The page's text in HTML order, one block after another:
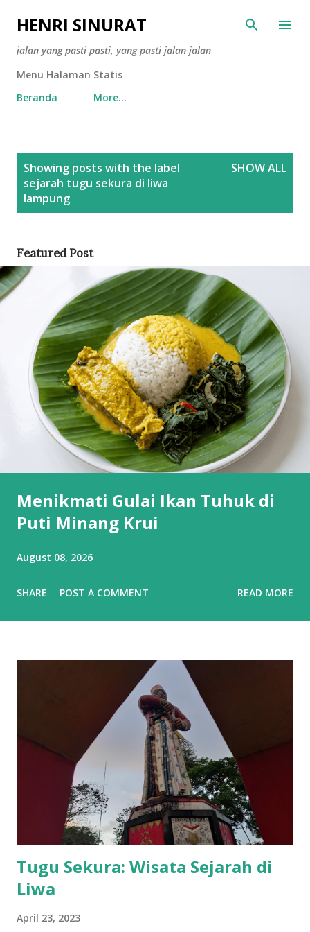
Skip to main content
HENRI SINURAT
jalan yang pasti pasti, yang pasti jalan jalan
Menu Halaman Statis
Beranda
More…
Showing posts with the label
sejarah tugu sekura di liwa
lampung
SHOW ALL
Featured Post
Menikmati Gulai Ikan Tuhuk di
Puti Minang Krui
August 08, 2026
SHARE POST A COMMENT READ MORE
Tugu Sekura: Wisata Sejarah di
Liwa
April 23, 2023